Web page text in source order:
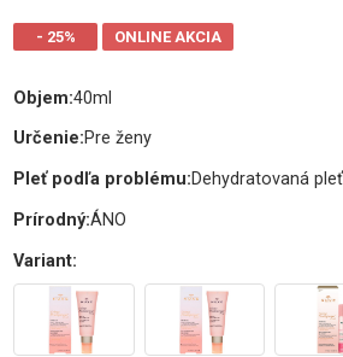
- 25% ONLINE AKCIA
Objem:40ml
Určenie:Pre ženy
Pleť podľa problému:Dehydratovaná pleť
Prírodný:ÁNO
Variant: